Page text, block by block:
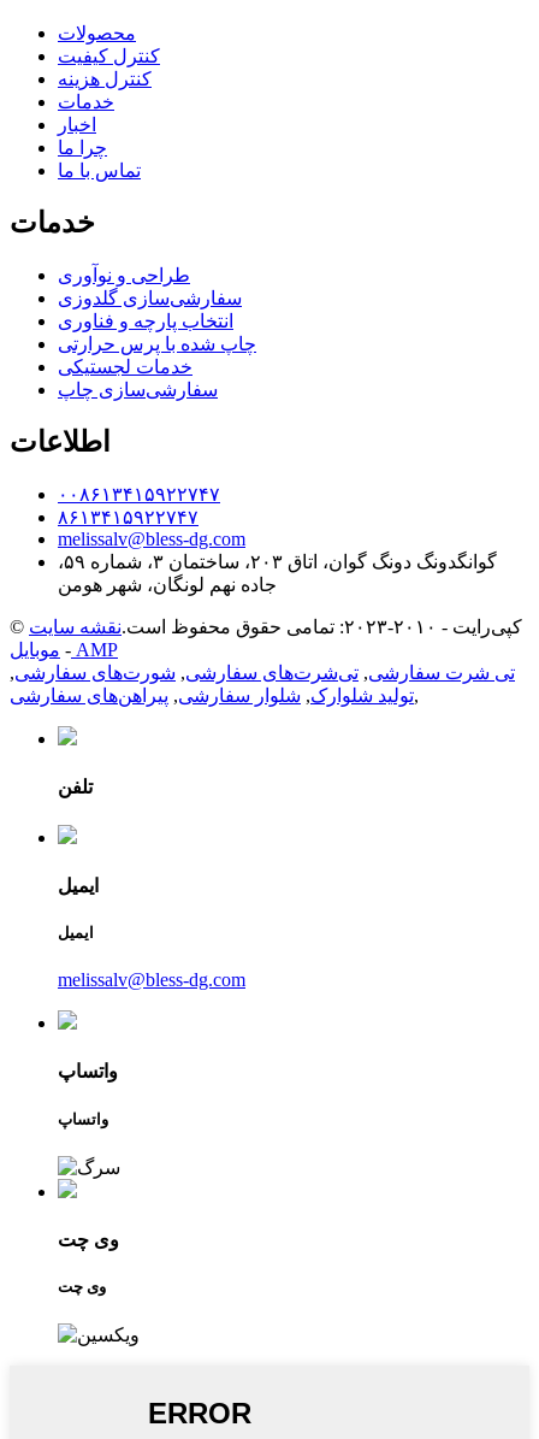
محصولات
کنترل کیفیت
کنترل هزینه
خدمات
اخبار
چرا ما
تماس با ما
خدمات
طراحی و نوآوری
سفارشی‌سازی گلدوزی
انتخاب پارچه و فناوری
چاپ شده با پرس حرارتی
خدمات لجستیکی
سفارشی‌سازی چاپ
اطلاعات
۰۰۸۶۱۳۴۱۵۹۲۲۷۴۷
۸۶۱۳۴۱۵۹۲۲۷۴۷
melissalv@bless-dg.com
گوانگدونگ دونگ گوان، اتاق ۲۰۳، ساختمان ۳، شماره ۵۹،
جاده نهم لونگان، شهر هومن
© کپی‌رایت - ۲۰۱۰-۲۰۲۳: تمامی حقوق محفوظ است.
نقشه سایت
- موبایل AMP
تی شرت سفارشی, تی‌شرت‌های سفارشی, شورت‌های سفارشی,
تولید شلوارک, شلوار سفارشی, پیراهن‌های سفارشی ,
تلفن
ایمیل
ایمیل
melissalv@bless-dg.com
واتساپ
واتساپ
وی چت
وی چت